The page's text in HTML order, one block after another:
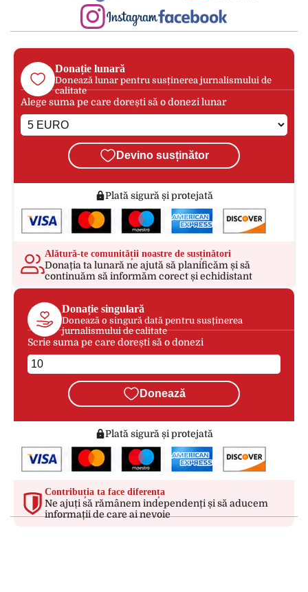
Donație lunară
Donează lunar pentru susținerea jurnalismului de
calitate
Alege suma pe care dorești să o donezi lunar
Devino susținător
Plată sigură și protejată
Alătură-te comunității noastre de susținători
Donația ta lunară ne ajută să planificăm și să
continuăm să informăm corect și echidistant
Donație singulară
Donează o singură dată pentru susținerea
jurnalismului de calitate
Scrie suma pe care dorești să o donezi
Donează
Plată sigură și protejată
Contribuția ta face diferența
Ne ajuți să rămânem independenți și să aducem
informații de care ai nevoie